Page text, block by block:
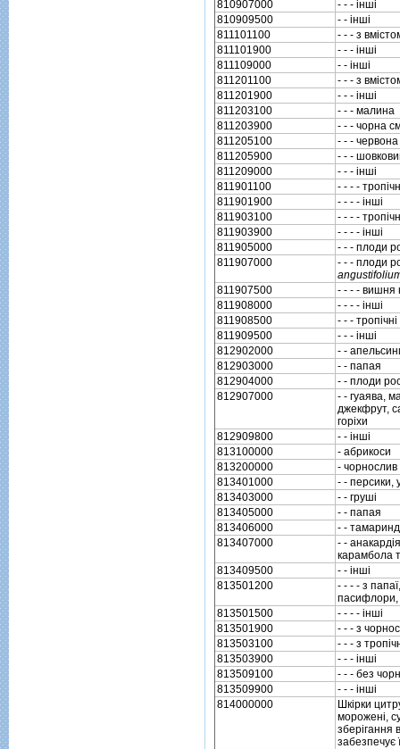
810907000
- - - iншi
810909500
- - iншi
811101100
- - - з
811101900
- - - iншi
811109000
- - iншi
811201100
- - - з
811201900
- - - iншi
811203100
- - - малина
811203900
- - - чорна
811205100
- - -
811205900
- - -
811209000
- - - iншi
811901100
- - - -
811901900
- - - - iншi
811903100
- - - -
811903900
- - - - iншi
811905000
- - - плоди
811907000
- - - плоди
811907500
- - - - вишня
811908000
- - - - iншi
811908500
- - -
811909500
- - - iншi
812902000
- -
812903000
- - папая
812904000
- - плоди
812907000
- - гуаява,
джекфрут,
горiхи
812909800
- - iншi
813100000
- абрикоси
813200000
- чорнослив
813401000
- - персики,
813403000
- - грушi
813405000
- - папая
813406000
- - тамаринд
813407000
- -
карамбола
813409500
- - iншi
813501200
- - - - з
пасифлори,
813501500
- - - - iншi
813501900
- - - з
813503100
- - - з
813503900
- - - iншi
813509100
- - - без
813509900
- - - iншi
814000000
Шкiрки
мороженi,
зберiгання
забезпечує